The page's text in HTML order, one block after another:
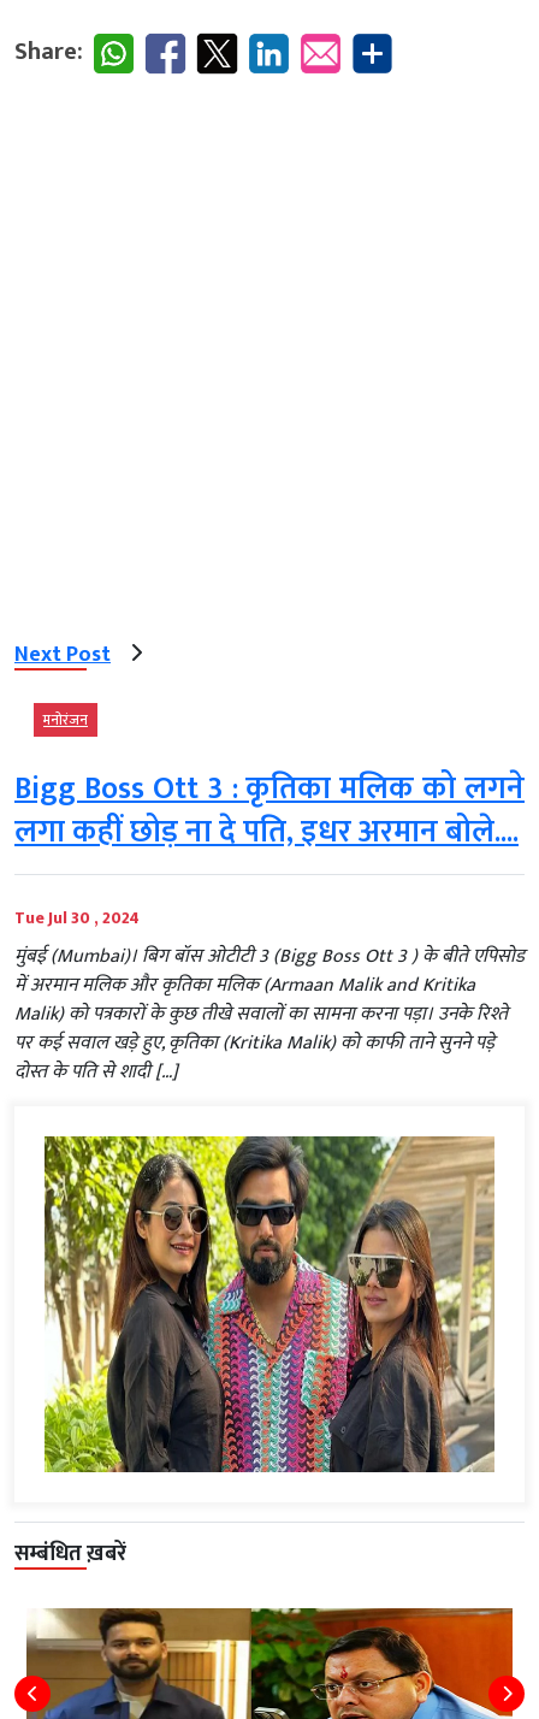
Share:
Next Post
मनोरंजन
Bigg Boss Ott 3 : कृतिका मलिक को लगने
लगा कहीं छोड़ ना दे पति, इधर अरमान बोले....
Tue Jul 30 , 2024
मुंबई (Mumbai)। बिग बॉस ओटीटी 3 (Bigg Boss Ott 3 ) के बीते एपिसोड
में अरमान मलिक और कृतिका मलिक (Armaan Malik and Kritika
Malik) को पत्रकारों के कुछ तीखे सवालों का सामना करना पड़ा। उनके रिश्ते
पर कई सवाल खड़े हुए, कृतिका (Kritika Malik) को काफी ताने सुनने पड़े
दोस्त के पति से शादी […]
सम्बंधित ख़बरें